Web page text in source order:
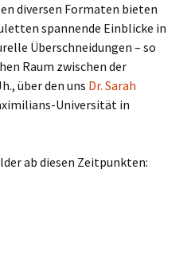
diversen Formaten bieten
spannende Einblicke in
Überschneidungen – so
Raum zwischen der
über den uns Dr. Sarah
Universität in
ab diesen Zeitpunkten: